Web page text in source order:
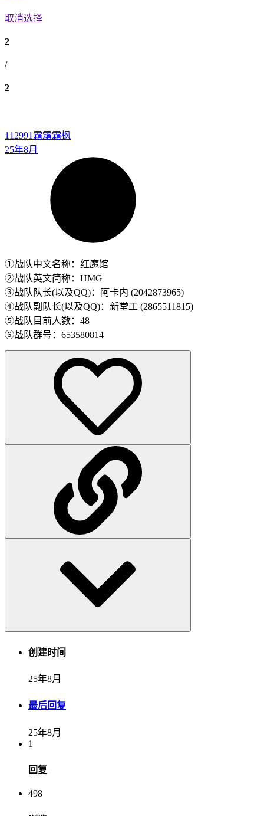
取消选择
2
/
2
112991 霜霜霜枫
25年8月
①战队中文名称：红魔馆
②战队英文简称：HMG
③战队队长(以及QQ)：阿卡内 (2042873965)
④战队副队长(以及QQ)：新堂工 (2865511815)
⑤战队目前人数：48
⑥战队群号：653580814
创建时间
25年8月
最后回复
25年8月
1
回复
498